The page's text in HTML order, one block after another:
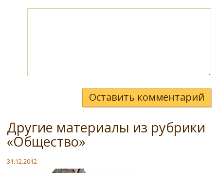
Оставить комментарий
Другие материалы из рубрики
«Общество»
31.12.2012